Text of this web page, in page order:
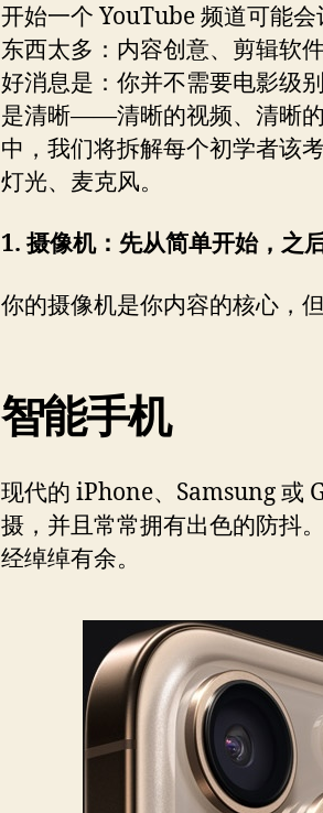
开始一个 YouTube 频道可能
东西太多：内容创意、剪辑软
好消息是：你并不需要电影级
是清晰——清晰的视频、清晰
中，我们将拆解每个初学者该
灯光、麦克风。
1. 摄像机：先从简单开始，之
你的摄像机是你内容的核心，
智能手机
现代的 iPhone、Samsung 或
摄，并且常常拥有出色的防抖
经绰绰有余。